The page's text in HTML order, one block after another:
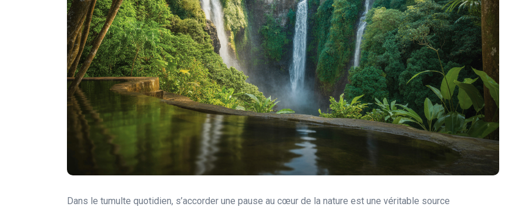
Dans le tumulte quotidien, s’accorder une pause au cœur de la nature est une véritable source